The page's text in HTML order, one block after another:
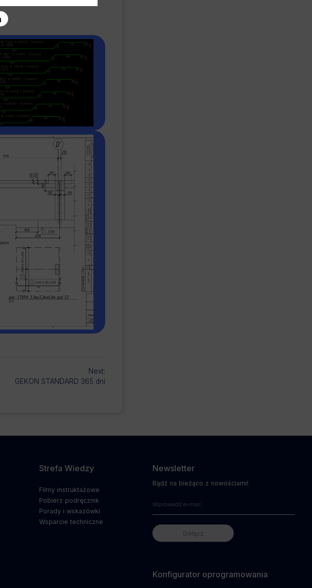
Next:
GEKON STANDARD 365 dni
Strefa Wiedzy
Filmy instruktażowe
Pobierz podręcznik
Porady i wskazówki
Wsparcie techniczne
Newsletter
Bądź na bieżąco z nowościami!
Konfigurator oprogramowania